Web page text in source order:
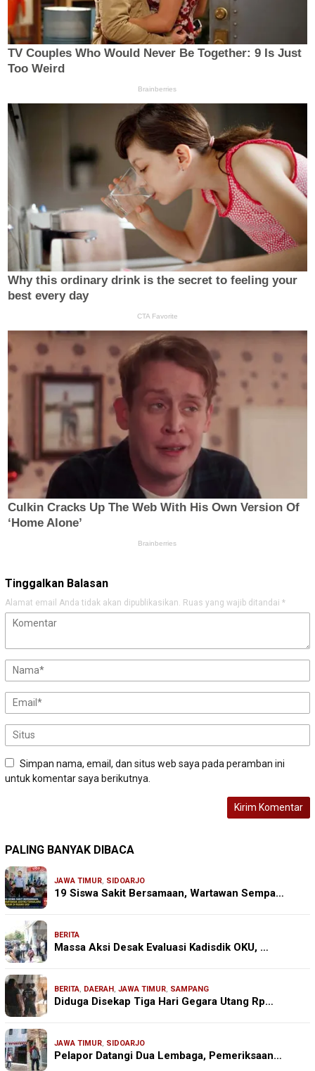
Tinggalkan Balasan
Alamat email Anda tidak akan dipublikasikan. Ruas yang wajib ditandai *
Simpan nama, email, dan situs web saya pada peramban ini
untuk komentar saya berikutnya.
PALING BANYAK DIBACA
JAWA TIMUR, SIDOARJO
19 Siswa Sakit Bersamaan, Wartawan Sempa…
BERITA
Massa Aksi Desak Evaluasi Kadisdik OKU, …
BERITA, DAERAH, JAWA TIMUR, SAMPANG
Diduga Disekap Tiga Hari Gegara Utang Rp…
JAWA TIMUR, SIDOARJO
Pelapor Datangi Dua Lembaga, Pemeriksaan…